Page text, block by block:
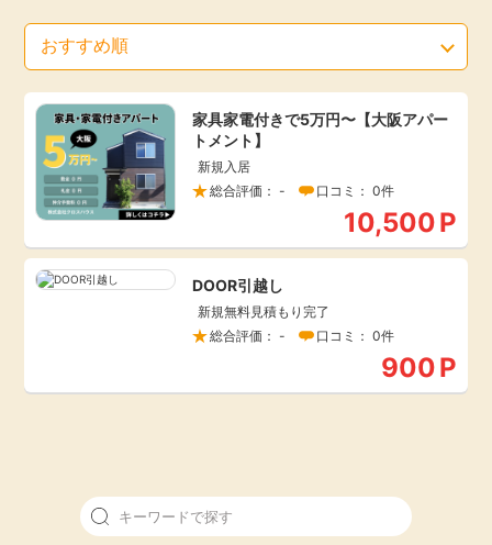
無料
即日還元
アンケート
無料サービス
エンタメ
クレジットカード
暮らし
引っ越し
学び
美容・健康
家具家電付きで5万円〜【大阪アパー
トメント】
新規入居
総合評価： -
口コミ： 0件
10,500P
DOOR引越し
新規無料見積もり完了
総合評価： -
口コミ： 0件
900P